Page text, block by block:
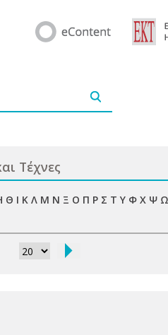
Τέχνες
Θ Ι Κ Λ Μ Ν Ξ Ο Π Ρ Σ Τ Υ Φ Χ Ψ Ω